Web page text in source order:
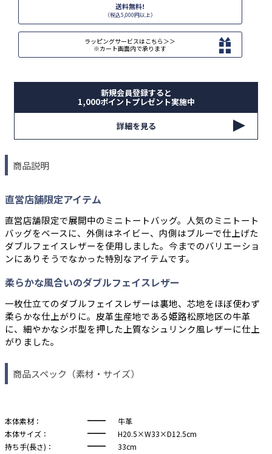
送料無料!
（税込5,000円以上）
ラッピングサービスはこちら＞＞
※カート画面内で承ります
新規会員登録すると
1,000ポイントプレゼント実施中
詳細を見る
商品説明
直営店舗限定アイテム
直営店舗限定で展開中のミニトートバッグ。人気のミニトート
バッグをベースに、外側はネイビー、内側はブルーで仕上げた
ダブルフェイスレザーを使用しました。今までのバリエーショ
ンにありそうでなかった特別なアイテムです。
柔らかな風合いのダブルフェイスレザー
一枚仕立てのダブルフェイスレザーは裏地、芯地をほぼ使わず
柔らかな仕上がりに。皮革生産地である姫路松原地区の牛革
に、細やかなシボ型を押した上質なシュリンク風レザーに仕上
がりました。
商品スペック（素材・サイズ）
本体素材：
牛革
本体サイズ：
H20.5×W33×D12.5cm
持ち手(長さ)：
33cm